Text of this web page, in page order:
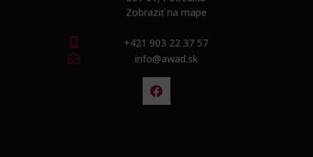
Zobraziť na mape
+421 903 22 37 57
info@awad.sk